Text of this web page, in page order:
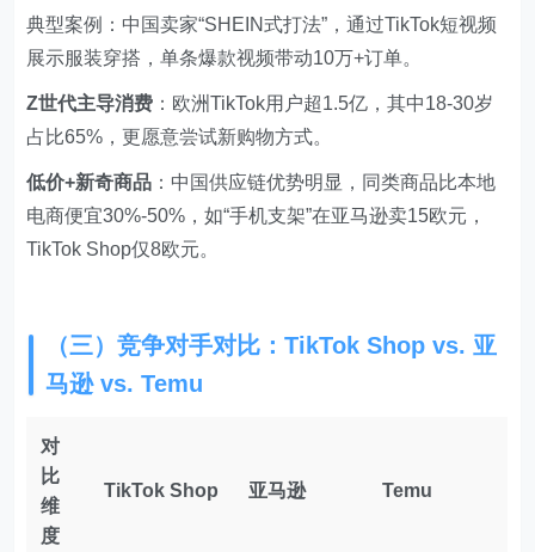
典型案例：中国卖家“SHEIN式打法”，通过TikTok短视频
展示服装穿搭，单条爆款视频带动10万+订单。
Z世代主导消费 ：欧洲TikTok用户超1.5亿，其中18-30岁
占比65%，更愿意尝试新购物方式。
低价+新奇商品 ：中国供应链优势明显，同类商品比本地
电商便宜30%-50%，如“手机支架”在亚马逊卖15欧元，
TikTok Shop仅8欧元。
（三）竞争对手对比：TikTok Shop vs. 亚
马逊 vs. Temu
对
比
维
度
TikTok Shop 亚马逊 Temu